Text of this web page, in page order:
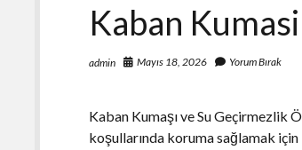
Kaban
admin Mayıs 18, 2026 Yorum Bırak
Kaban Kumaşı ve Su Geçirmezlik
koşullarında koruma sağlamak